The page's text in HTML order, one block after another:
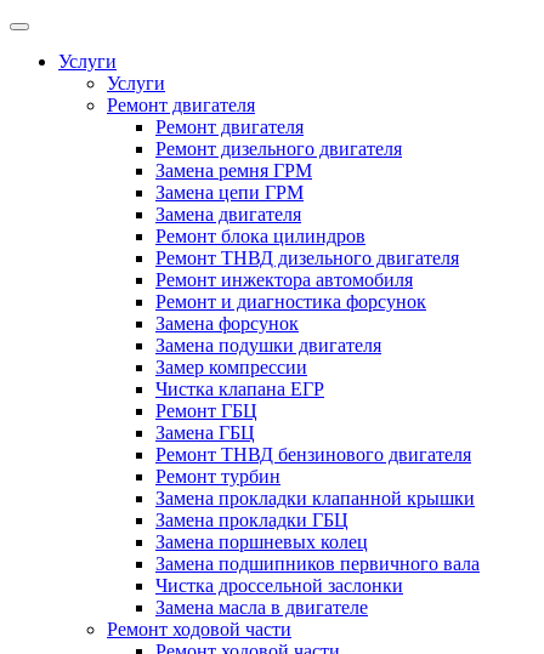
Услуги
Услуги
Ремонт двигателя
Ремонт двигателя
Ремонт дизельного двигателя
Замена ремня ГРМ
Замена цепи ГРМ
Замена двигателя
Ремонт блока цилиндров
Ремонт ТНВД дизельного двигателя
Ремонт инжектора автомобиля
Ремонт и диагностика форсунок
Замена форсунок
Замена подушки двигателя
Замер компрессии
Чистка клапана ЕГР
Ремонт ГБЦ
Замена ГБЦ
Ремонт ТНВД бензинового двигателя
Ремонт турбин
Замена прокладки клапанной крышки
Замена прокладки ГБЦ
Замена поршневых колец
Замена подшипников первичного вала
Чистка дроссельной заслонки
Замена масла в двигателе
Ремонт ходовой части